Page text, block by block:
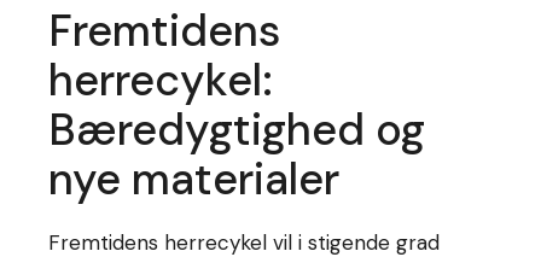
Fremtidens
herrecykel:
Bæredygtighed og
nye materialer
Fremtidens herrecykel vil i stigende grad